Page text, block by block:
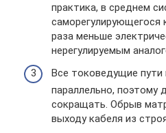
практика, в среднем
саморегулирующегося
раза меньше
нерегулируемым
Все токоведущие
параллельно, поэтому
сокращать. Обрыв
выходу кабеля из